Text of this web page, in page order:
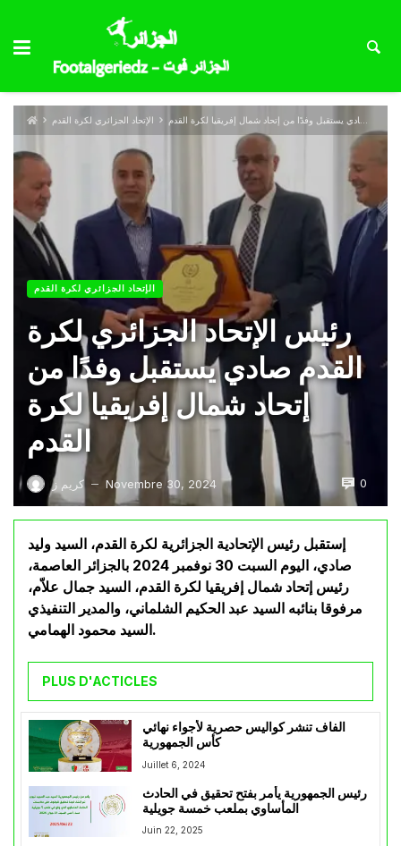
الإتحاد الجزائري لكرة القدم رئيس الإتحاد الجزائري لكرة القدم صادي يستقبل وفدًا من إتحاد شمال إفريقيا لكرة القدم
الإتحاد الجزائري لكرة القدم
رئيس الإتحاد الجزائري لكرة
القدم صادي يستقبل وفدًا من
إتحاد شمال إفريقيا لكرة
القدم
كريم ز — Novembre 30, 2024 0
إستقبل رئيس الإتحادية الجزائرية لكرة القدم، السيد وليد
صادي، اليوم السبت 30 نوفمبر 2024 بالجزائر العاصمة،
رئيس إتحاد شمال إفريقيا لكرة القدم، السيد جمال علاّم،
مرفوقا بنائبه السيد عبد الحكيم الشلماني، والمدير التنفيذي
السيد محمود الهمامي.
PLUS D'ACTICLES
الفاف تنشر كواليس حصرية لأجواء نهائي
كأس الجمهورية
Juillet 6, 2024
رئيس الجمهورية يأمر بفتح تحقيق في الحادث
المأساوي بملعب خمسة جويلية
Juin 22, 2025